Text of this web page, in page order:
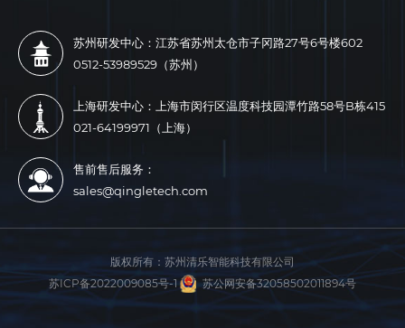
苏州研发中心：江苏省苏州太仓市子冈路27号6号楼602
0512-53989529（苏州）
上海研发中心：上海市闵行区温度科技园潭竹路58号B栋415
021-64199971（上海）
售前售后服务：
sales@qingletech.com
版权所有： 苏州清乐智能科技有限公司
苏ICP备2022009085号-1
苏公网安备32058502011894号